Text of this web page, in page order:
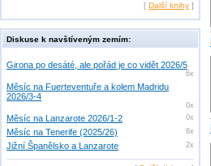
[ Další knihy ]
Diskuse k navštíveným zemím:
Girona po desáté, ale pořád je co vidět 2026/5
6x
Měsíc na Fuerteventuře a kolem Madridu
2026/3-4
0x
Měsíc na Lanzarote 2026/1-2 0x
Měsíc na Tenerife (2025/26) 6x
Jižní Španělsko a Lanzarote 2x